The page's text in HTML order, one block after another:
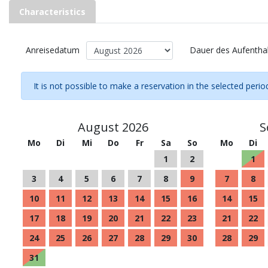
Characteristics
Anreisedatum Dauer des
It is not possible to make a reservation in the selected
August 2026
Mo Di Mi Do Fr Sa
So
1
2
3
4 5 6 7 8
9
10
11 12 13 14 15
16
17
18 19 20 21 22
23
24
25 26 27 28 29
30
31
Mo Di
1
7
8
14
15
21
22
28
29